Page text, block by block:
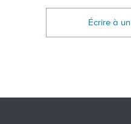
Écrire à